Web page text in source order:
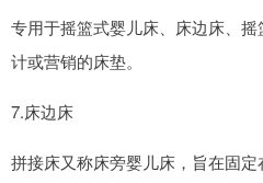
专用于摇篮式婴儿床、床边床、
计或营销的床垫。
7.床边床
拼接床又称床旁婴儿床，旨在固